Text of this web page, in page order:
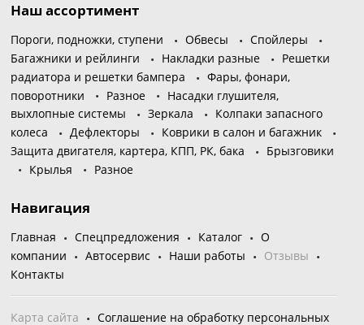
Наш ассортимент
Пороги, подножки, ступени Обвесы
Спойлеры
Багажники и рейлинги
Накладки разные
Решетки
радиатора и решетки бампера
Фары, фонари,
поворотники
Разное
Насадки глушителя,
выхлопные системы
Зеркала
Колпаки запасного
колеса
Дефлекторы
Коврики в салон и багажник
Защита двигателя, картера, КПП, РК, бака
Брызговики
Крылья
Разное
Навигация
Главная Спецпредложения Каталог
О
компании
Автосервис Наши работы
Отзывы
Контакты
Карта сайта Соглашение на обработку персональных